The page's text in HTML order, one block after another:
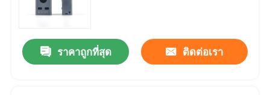
ราคาถูกที่สุด ติดต่อเรา